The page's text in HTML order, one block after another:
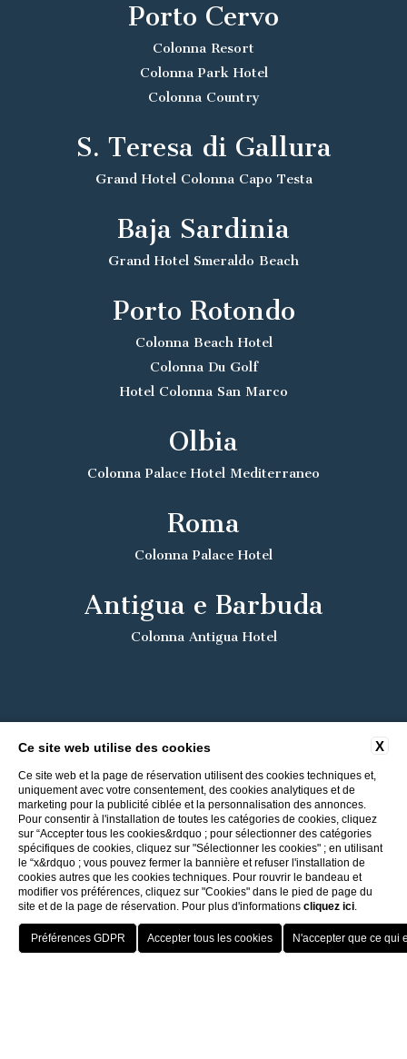
Retour aux Hôtels ITI
Porto Cervo - Colonna Resort
S. Teresa di Gallura - Grand Hotel Colonna Capo Testa
Meilleur taux
HOTEL OFFERTE VANTAGGI PRENOTA
Porto Cervo
Colonna Resort
Colonna Park Hotel
Colonna Country
S. Teresa di Gallura
Grand Hotel Colonna Capo Testa
Baja Sardinia
Grand Hotel Smeraldo Beach
Porto Rotondo
Colonna Beach Hotel
Colonna Du Golf
Hotel Colonna San Marco
Olbia
Colonna Palace Hotel Mediterraneo
Roma
Colonna Palace Hotel
Antigua e Barbuda
Colonna Antigua Hotel
X
Ce site web utilise des cookies
Ce site web et la page de réservation utilisent des cookies techniques et,
uniquement avec votre consentement, des cookies analytiques et de
marketing pour la publicité ciblée et la personnalisation des annonces.
Pour consentir à l'installation de toutes les catégories de cookies, cliquez
sur “Accepter tous les cookies&rdquo ; pour sélectionner des catégories
spécifiques de cookies, cliquez sur "Sélectionner les cookies" ; en utilisant
le “x&rdquo ; vous pouvez fermer la bannière et refuser l'installation de
cookies autres que les cookies techniques. Pour rouvrir le bandeau et
modifier vos préférences, cliquez sur "Cookies" dans le pied de page du
site et de la page de réservation. Pour plus d'informations cliquez ici.